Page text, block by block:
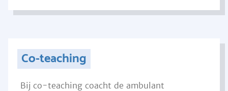
Co-teaching
Bij co-teaching coacht de ambulant